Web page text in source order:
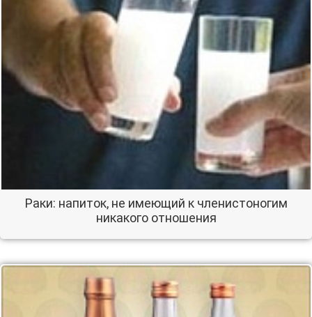
Раки: напиток, не имеющий к членистоногим
никакого отношения